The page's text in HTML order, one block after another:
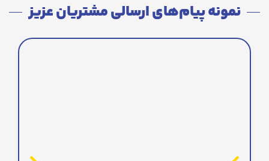
نمونه پیام‌های ارسالی مشتریان عزیز